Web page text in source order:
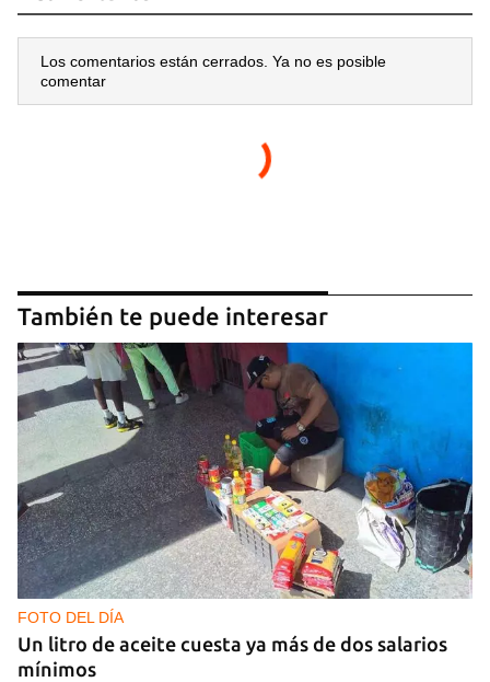
Los comentarios están cerrados. Ya no es posible
comentar
También te puede interesar
FOTO DEL DÍA
Un litro de aceite cuesta ya más de dos salarios
mínimos